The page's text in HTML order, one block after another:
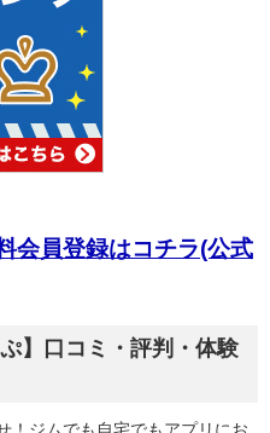
会員登録はコチラ(公式
】口コミ・評判・体験
！ジムでも自宅でもアプリにお